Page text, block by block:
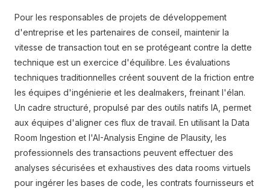
Pour les responsables de projets de développement
d'entreprise et les partenaires de conseil, maintenir la
vitesse de transaction tout en se protégeant contre la dette
technique est un exercice d'équilibre. Les évaluations
techniques traditionnelles créent souvent de la friction entre
les équipes d'ingénierie et les dealmakers, freinant l'élan.
Un cadre structuré, propulsé par des outils natifs IA, permet
aux équipes d'aligner ces flux de travail. En utilisant la Data
Room Ingestion et l'AI-Analysis Engine de Plausity, les
professionnels des transactions peuvent effectuer des
analyses sécurisées et exhaustives des data rooms virtuels
pour ingérer les bases de code, les contrats fournisseurs et